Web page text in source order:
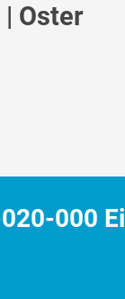
Oster
000